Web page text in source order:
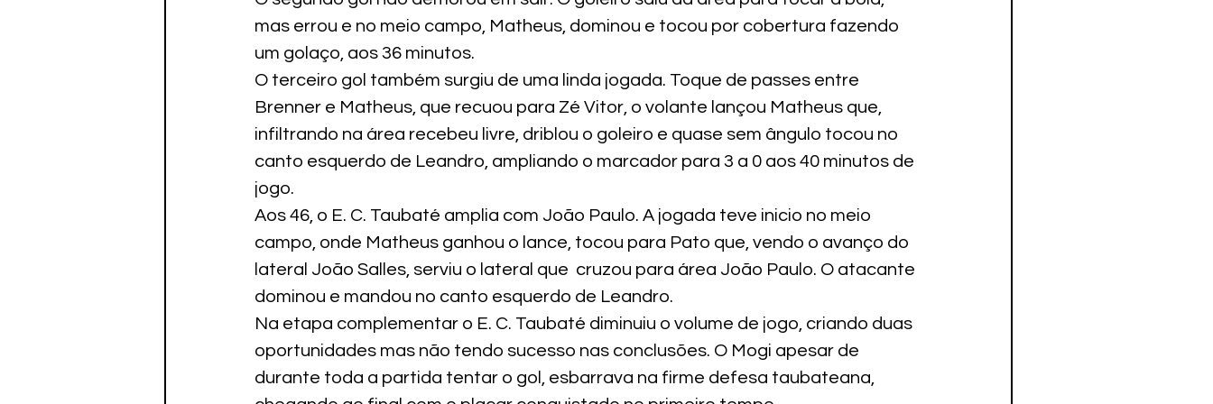
mas errou e no meio campo, Matheus, dominou e tocou por cobertura fazendo
um golaço, aos 36 minutos.
O terceiro gol também surgiu de uma linda jogada. Toque de passes entre
Brenner e Matheus, que recuou para Zé Vitor, o volante lançou Matheus que,
infiltrando na área recebeu livre, driblou o goleiro e quase sem ângulo tocou no
canto esquerdo de Leandro, ampliando o marcador para 3 a 0 aos 40 minutos de
jogo.
Aos 46, o E. C. Taubaté amplia com João Paulo. A jogada teve inicio no meio
campo, onde Matheus ganhou o lance, tocou para Pato que, vendo o avanço do
lateral João Salles, serviu o lateral que  cruzou para área João Paulo. O atacante
dominou e mandou no canto esquerdo de Leandro.
Na etapa complementar o E. C. Taubaté diminuiu o volume de jogo, criando duas
oportunidades mas não tendo sucesso nas conclusões. O Mogi apesar de
durante toda a partida tentar o gol, esbarrava na firme defesa taubateana,